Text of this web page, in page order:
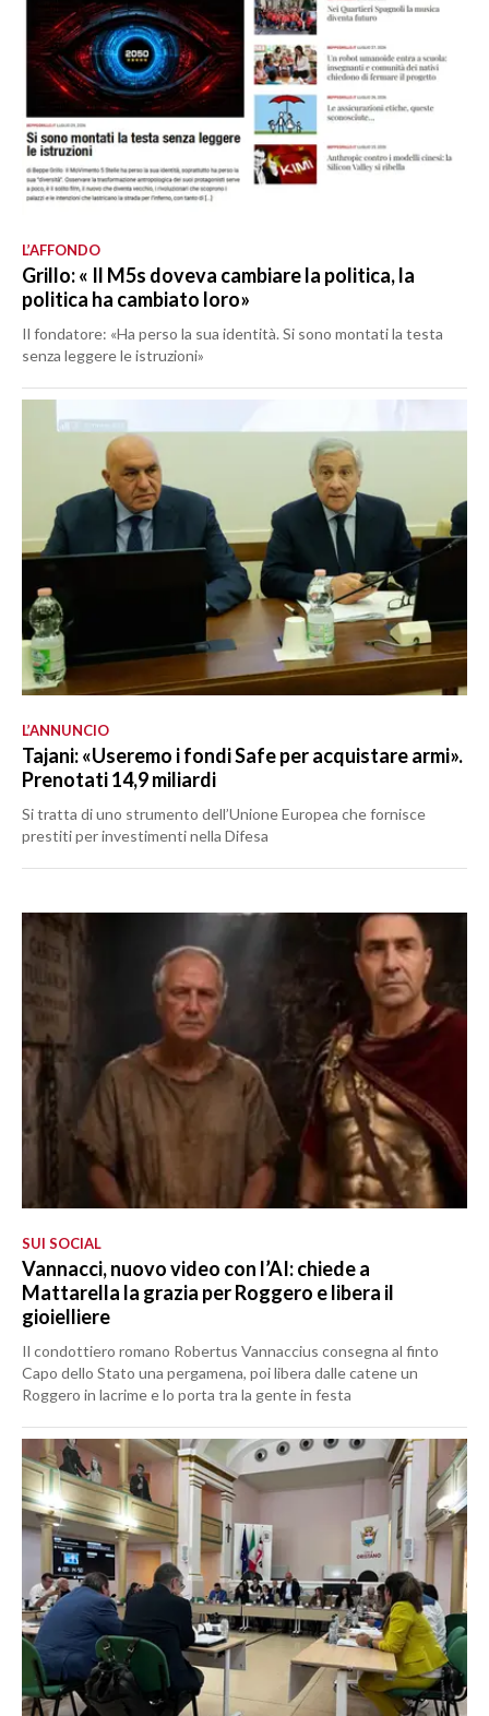
L’AFFONDO
Grillo: « Il M5s doveva cambiare la politica, la
politica ha cambiato loro»
Il fondatore: «Ha perso la sua identità. Si sono montati la testa
senza leggere le istruzioni»
L’ANNUNCIO
Tajani: «Useremo i fondi Safe per acquistare armi».
Prenotati 14,9 miliardi
Si tratta di uno strumento dell’Unione Europea che fornisce
prestiti per investimenti nella Difesa
SUI SOCIAL
Vannacci, nuovo video con l’AI: chiede a
Mattarella la grazia per Roggero e libera il
gioielliere
Il condottiero romano Robertus Vannaccius consegna al finto
Capo dello Stato una pergamena, poi libera dalle catene un
Roggero in lacrime e lo porta tra la gente in festa